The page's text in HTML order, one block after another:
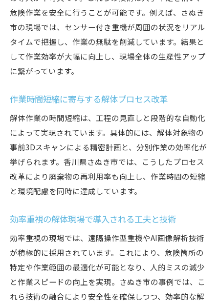
危険作業を安全に行うことが可能です。例えば、さぬき
市の現場では、センサー付き重機が周囲の状況をリアル
タイムで把握し、作業の無駄を削減しています。結果と
して作業効率が大幅に向上し、現場全体の生産性アップ
に繋がっています。
作業時間短縮に寄与する解体プロセス改革
解体作業の時間短縮は、工程の見直しと段階的な自動化
によって実現されています。具体的には、解体対象物の
事前3Dスキャンによる精密計画と、分別作業の効率化が
挙げられます。香川県さぬき市では、こうしたプロセス
改革により廃棄物の再利用率も向上し、作業時間の短縮
と環境配慮を同時に達成しています。
効率重視の解体現場で導入される工夫と技術
効率重視の現場では、遠隔操作型重機やAI画像解析技術
が積極的に採用されています。これにより、危険箇所の
特定や作業範囲の最適化が可能となり、人的ミスの減少
と作業スピードの向上を実現。さぬき市の事例では、こ
れら技術の融合により安全性を確保しつつ、効率的な解